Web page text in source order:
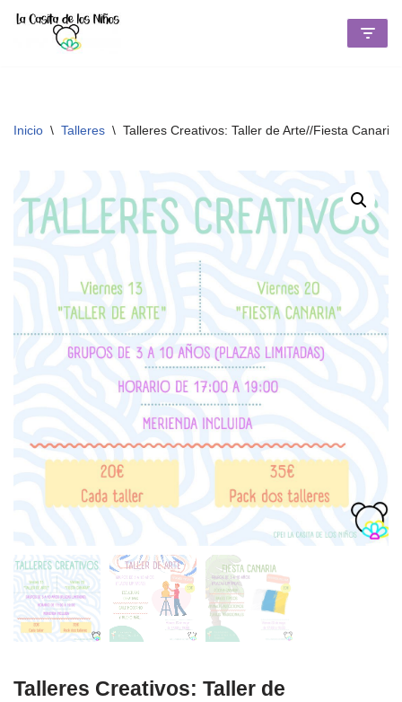
Inicio \ Talleres \ Talleres Creativos: Taller de Arte//Fiesta Canaria
Talleres Creativos: Taller de